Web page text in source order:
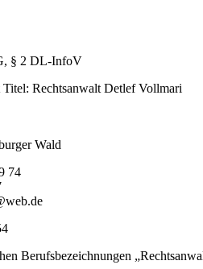
§ 2 DL-InfoV
Rechtsanwalt Detlef Vollmari
Wald
74
Berufsbezeichnungen